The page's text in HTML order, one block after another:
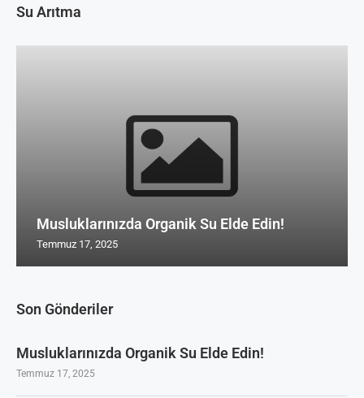
Son Gönderiler
Musluklarınızda Organik Su Elde Edin!
Temmuz 17, 2025
Su Arıtma
Musluklarınızda Organik Su Elde Edin!
Temmuz 17, 2025